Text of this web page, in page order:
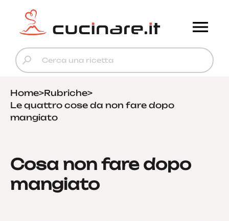
Home>Rubriche>
Le quattro cose da non fare dopo
mangiato
Cosa non fare dopo
mangiato